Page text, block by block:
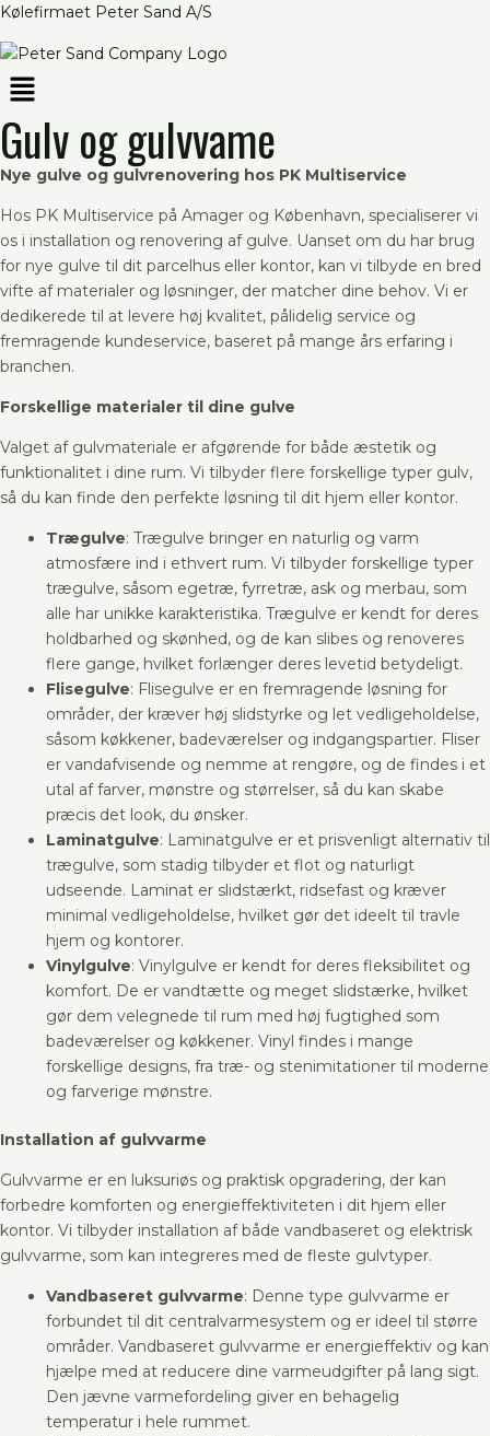
Skip
content
Kølefirmaet Peter Sand A/S
Menu
Gulv og gulvvame
Nye gulve og gulvrenovering hos PK Multiservice
Hos PK Multiservice på Amager og København, specialiserer vi
os i installation og renovering af gulve. Uanset om du har brug
for nye gulve til dit parcelhus eller kontor, kan vi tilbyde en bred
vifte af materialer og løsninger, der matcher dine behov. Vi er
dedikerede til at levere høj kvalitet, pålidelig service og
fremragende kundeservice, baseret på mange års erfaring i
branchen.
Forskellige materialer til dine gulve
Valget af gulvmateriale er afgørende for både æstetik og
funktionalitet i dine rum. Vi tilbyder flere forskellige typer gulv,
så du kan finde den perfekte løsning til dit hjem eller kontor.
Trægulve: Trægulve bringer en naturlig og varm
atmosfære ind i ethvert rum. Vi tilbyder forskellige typer
trægulve, såsom egetræ, fyrretræ, ask og merbau, som
alle har unikke karakteristika. Trægulve er kendt for deres
holdbarhed og skønhed, og de kan slibes og renoveres
flere gange, hvilket forlænger deres levetid betydeligt.
Flisegulve: Flisegulve er en fremragende løsning for
områder, der kræver høj slidstyrke og let vedligeholdelse,
såsom køkkener, badeværelser og indgangspartier. Fliser
er vandafvisende og nemme at rengøre, og de findes i et
utal af farver, mønstre og størrelser, så du kan skabe
præcis det look, du ønsker.
Laminatgulve: Laminatgulve er et prisvenligt alternativ til
trægulve, som stadig tilbyder et flot og naturligt
udseende. Laminat er slidstærkt, ridsefast og kræver
minimal vedligeholdelse, hvilket gør det ideelt til travle
hjem og kontorer.
Vinylgulve: Vinylgulve er kendt for deres fleksibilitet og
komfort. De er vandtætte og meget slidstærke, hvilket
gør dem velegnede til rum med høj fugtighed som
badeværelser og køkkener. Vinyl findes i mange
forskellige designs, fra træ- og stenimitationer til moderne
og farverige mønstre.
Installation af gulvvarme
Gulvvarme er en luksuriøs og praktisk opgradering, der kan
forbedre komforten og energieffektiviteten i dit hjem eller
kontor. Vi tilbyder installation af både vandbaseret og elektrisk
gulvvarme, som kan integreres med de fleste gulvtyper.
Vandbaseret gulvvarme: Denne type gulvvarme er
forbundet til dit centralvarmesystem og er ideel til større
områder. Vandbaseret gulvvarme er energieffektiv og kan
hjælpe med at reducere dine varmeudgifter på lang sigt.
Den jævne varmefordeling giver en behagelig
temperatur i hele rummet.